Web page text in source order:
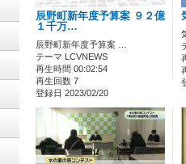
辰野町新年度予算案 ９２億
１千万…
辰野町新年度予算案 …
テーマ LCVNEWS
再生時間 00:02:54
再生回数 7
登録日 2023/02/20